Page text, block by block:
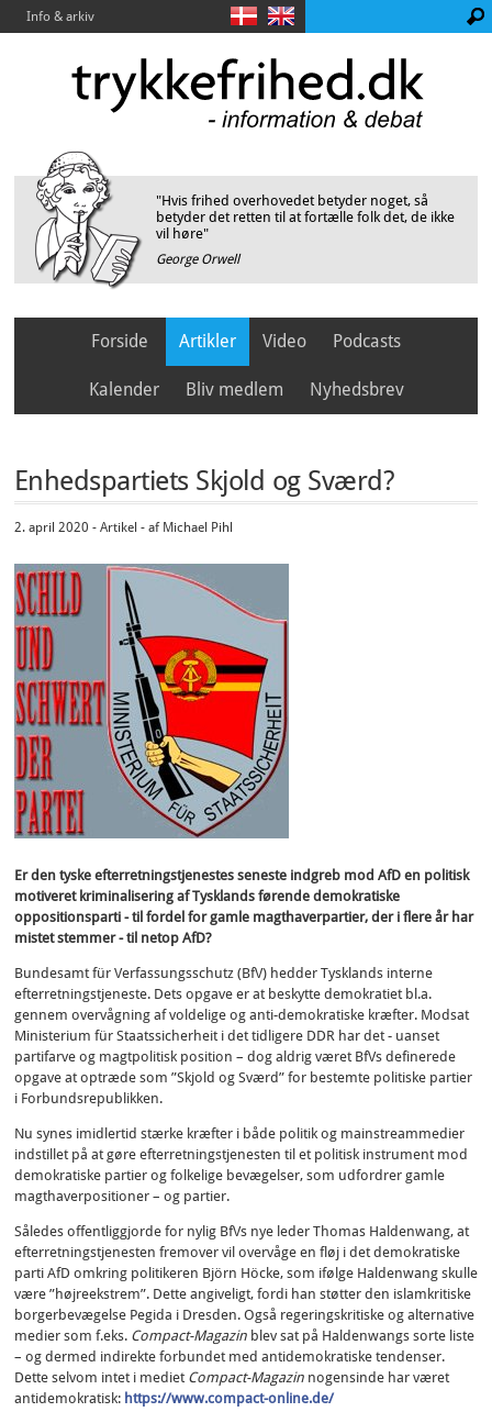
Info & arkiv
"Hvis frihed overhovedet betyder noget, så
betyder det retten til at fortælle folk det, de ikke
vil høre"
George Orwell
Forside Artikler Video Podcasts
Kalender Bliv medlem Nyhedsbrev
Enhedspartiets Skjold og Sværd?
2. april 2020 - Artikel - af Michael Pihl
Er den tyske efterretningstjenestes seneste indgreb mod AfD en politisk
motiveret kriminalisering af Tysklands førende demokratiske
oppositionsparti - til fordel for gamle magthaverpartier, der i flere år har
mistet stemmer - til netop AfD?
Bundesamt für Verfassungsschutz (BfV) hedder Tysklands interne
efterretningstjeneste. Dets opgave er at beskytte demokratiet bl.a.
gennem overvågning af voldelige og anti-demokratiske kræfter. Modsat
Ministerium für Staatssicherheit i det tidligere DDR har det - uanset
partifarve og magtpolitisk position – dog aldrig været BfVs definerede
opgave at optræde som ”Skjold og Sværd” for bestemte politiske partier
i Forbundsrepublikken.
Nu synes imidlertid stærke kræfter i både politik og mainstreammedier
indstillet på at gøre efterretningstjenesten til et politisk instrument mod
demokratiske partier og folkelige bevægelser, som udfordrer gamle
magthaverpositioner – og partier.
Således offentliggjorde for nylig BfVs nye leder Thomas Haldenwang, at
efterretningstjenesten fremover vil overvåge en fløj i det demokratiske
parti AfD omkring politikeren Björn Höcke, som ifølge Haldenwang skulle
være ”højreekstrem”. Dette angiveligt, fordi han støtter den islamkritiske
borgerbevægelse Pegida i Dresden. Også regeringskritiske og alternative
medier som f.eks. Compact-Magazinblev sat på Haldenwangs sorte liste
– og dermed indirekte forbundet med antidemokratiske tendenser.
Dette selvom intet i mediet Compact-Magazinnogensinde har været
antidemokratisk: https://www.compact-online.de/